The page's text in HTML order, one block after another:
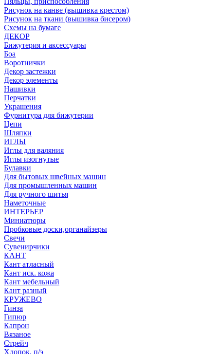
Рисунок на канве (вышивка крестом)
Рисунок на ткани (вышивка бисером)
Схемы на бумаге
ДЕКОР
Бижутерия и аксессуары
Боа
Воротнички
Декор застежки
Декор элементы
Нашивки
Перчатки
Украшения
Фурнитура для бижутерии
Цепи
Шляпки
ИГЛЫ
Иглы для валяния
Иглы изогнутые
Булавки
Для бытовых швейных машин
Для промышленных машин
Для ручного шитья
Наметочные
ИНТЕРЬЕР
Миниатюры
Пробковые доски,органайзеры
Свечи
Сувенирчики
КАНТ
Кант атласный
Кант иск. кожа
Кант мебельный
Кант разный
КРУЖЕВО
Гинза
Гипюр
Капрон
Вязаное
Стрейч
Хлопок, п/э